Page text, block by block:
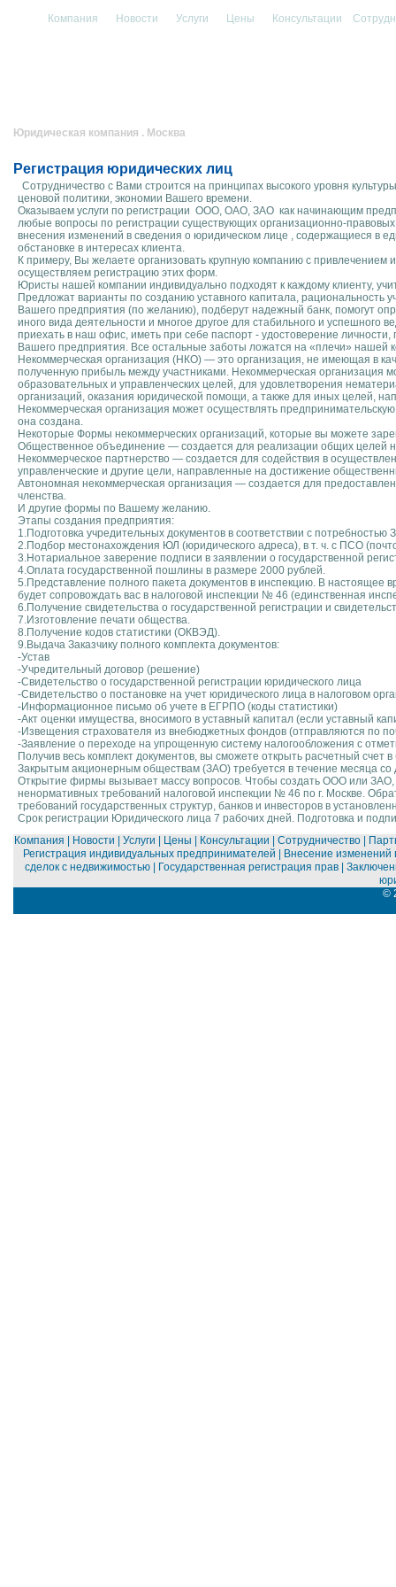
Компания Новости Услуги Цены Консультации
Юридическая компания . Москва
Регистрация юридических лиц
Сотрудничество с Вами строится на принципах высокого уровня
ценовой политики, экономии Вашего времени.
Оказываем услуги по регистрации ООО, ОАО, ЗАО как начинающим
любые вопросы по регистрации существующих организационно-
внесения изменений в сведения о юридическом лице , содержащиеся в
обстановке в интересах клиента.
К примеру, Вы желаете организовать крупную компанию с
осуществляем регистрацию этих форм.
Юристы нашей компании индивидуально подходят к каждому клиенту,
Предложат варианты по созданию уставного капитала,
Вашего предприятия (по желанию), подберут надежный банк, помогут
иного вида деятельности и многое другое для стабильного и
приехать в наш офис, иметь при себе паспорт - удостоверение
Вашего предприятия. Все остальные заботы ложатся на «плечи» нашей
Некоммерческая организация (НКО) — это организация, не имеющая в
полученную прибыль между участниками. Некоммерческая организация
образовательных и управленческих целей, для удовлетворения
организаций, оказания юридической помощи, а также для иных целей,
Некоммерческая организация может осуществлять
она создана.
Некоторые Формы некоммерческих организаций, которые вы можете
Общественное объединение — создается для реализации общих целей
Некоммерческое партнерство — создается для содействия в
управленческие и другие цели, направленные на достижение
Автономная некоммерческая организация — создается для
членства.
И другие формы по Вашему желанию.
Этапы создания предприятия:
1.Подготовка учредительных документов в соответствии с потребностью
2.Подбор местонахождения ЮЛ (юридического адреса), в т. ч. с ПСО
3.Нотариальное заверение подписи в заявлении о государственной
4.Оплата государственной пошлины в размере 2000 рублей.
5.Представление полного пакета документов в инспекцию. В настоящее
будет сопровождать вас в налоговой инспекции № 46 (единственная
6.Получение свидетельства о государственной регистрации и
7.Изготовление печати общества.
8.Получение кодов статистики (ОКВЭД).
9.Выдача Заказчику полного комплекта документов:
-Устав
-Учредительный договор (решение)
-Свидетельство о государственной регистрации юридического лица
-Свидетельство о постановке на учет юридического лица в налоговом
-Информационное письмо об учете в ЕГРПО (коды статистики)
-Акт оценки имущества, вносимого в уставный капитал (если уставный
-Извещения страхователя из внебюджетных фондов (отправляются по
-Заявление о переходе на упрощенную систему налогообложения с
Получив весь комплект документов, вы сможете открыть расчетный счет
Закрытым акционерным обществам (ЗАО) требуется в течение месяца
Открытие фирмы вызывает массу вопросов. Чтобы создать ООО или
ненормативных требований налоговой инспекции № 46 по г. Москве.
требований государственных структур, банков и инвесторов в
Срок регистрации Юридического лица 7 рабочих дней. Подготовка и
Компания
| Новости | Услуги | Цены | Консультации | Сотрудничество |
Регистрация индивидуальных предпринимателей |
Внесение изменений
сделок с недвижимостью |
Государственная регистрация прав |
©